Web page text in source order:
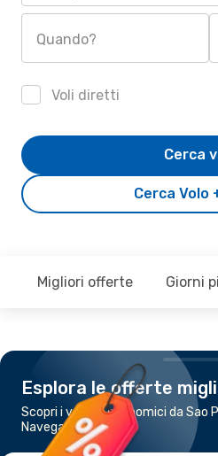
Quando?
Voli diretti
Cerca Volo
Cerca
Migliori offerte Giorni
Esplora le offerte
Scopri i voli più economici da Sao
Navegantes